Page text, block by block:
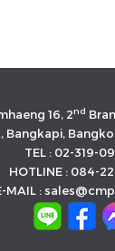
16, 2nd
Bangkapi,
TEL : 02-319-
HOTLINE : 084-
MAIL :